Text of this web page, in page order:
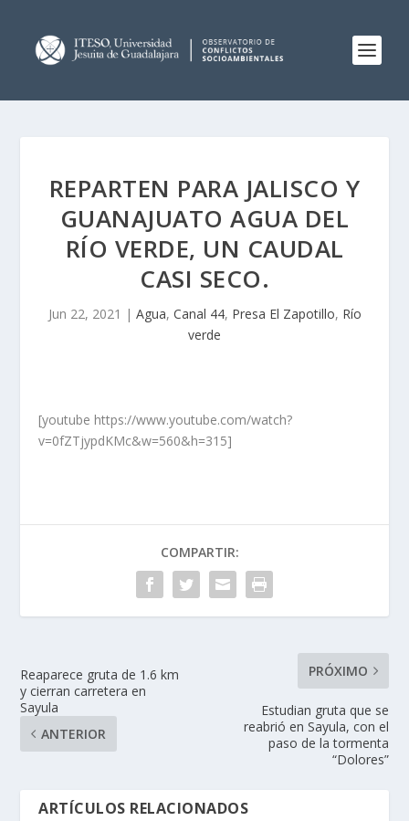
REPARTEN PARA JALISCO Y
GUANAJUATO AGUA DEL
RÍO VERDE, UN CAUDAL
CASI SECO.
Jun 22, 2021 | Agua, Canal 44, Presa El Zapotillo, Río
verde
[youtube https://www.youtube.com/watch?
v=0fZTjypdKMc&w=560&h=315]
COMPARTIR:
Reaparece gruta de 1.6 km
y cierran carretera en
Sayula
ANTERIOR
PRÓXIMO
Estudian gruta que se
reabrió en Sayula, con el
paso de la tormenta
“Dolores”
ARTÍCULOS RELACIONADOS